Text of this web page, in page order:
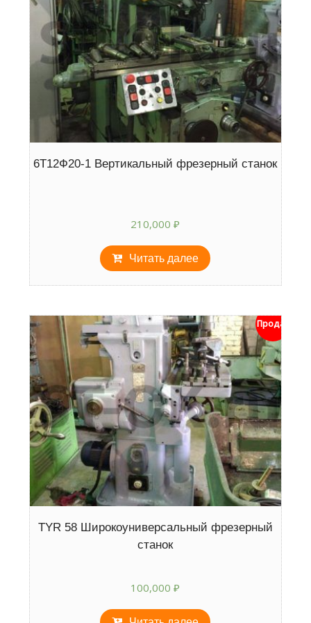
6Т12Ф20-1 Вертикальный фрезерный станок
210,000₽
Читать далее
Продан
TYR 58 Широкоуниверсальный фрезерный
станок
100,000₽